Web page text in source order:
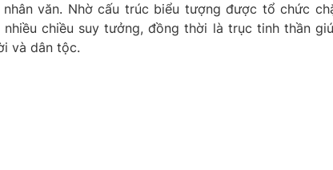
văn. Nhờ cấu trúc biểu tượng được tổ chức
chiều suy tưởng, đồng thời là trục tinh thần
và dân tộc.